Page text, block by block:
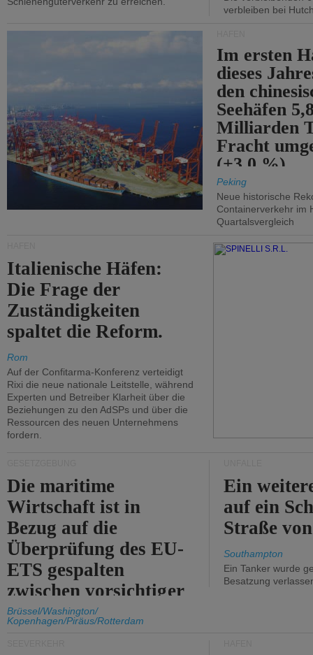
verbleiben bei
Im ersten
dieses
den
Seehäfen
Milliarden
Fracht
(+3,0 %).
Peking
Neue historische
Containerverkehr im
Quartalsvergleich
Italienische Häfen:
Die Frage der
Zuständigkeiten
spaltet die Reform.
Rom
Auf der Confitarma-Konferenz verteidigt
Rixi die neue nationale Leitstelle, während
Experten und Betreiber Klarheit über die
Beziehungen zu den AdSPs und über die
Ressourcen des neuen Unternehmens
fordern.
Die maritime
Wirtschaft ist in
Bezug auf die
Überprüfung des EU-
ETS gespalten
zwischen vorsichtiger
Unterstützung und
Kritik.
Brüssel/Washington/
Kopenhagen/Piräus/Rotterdam
Ein
auf ein
Straße
Southampton
Ein Tanker wurde
Besatzung